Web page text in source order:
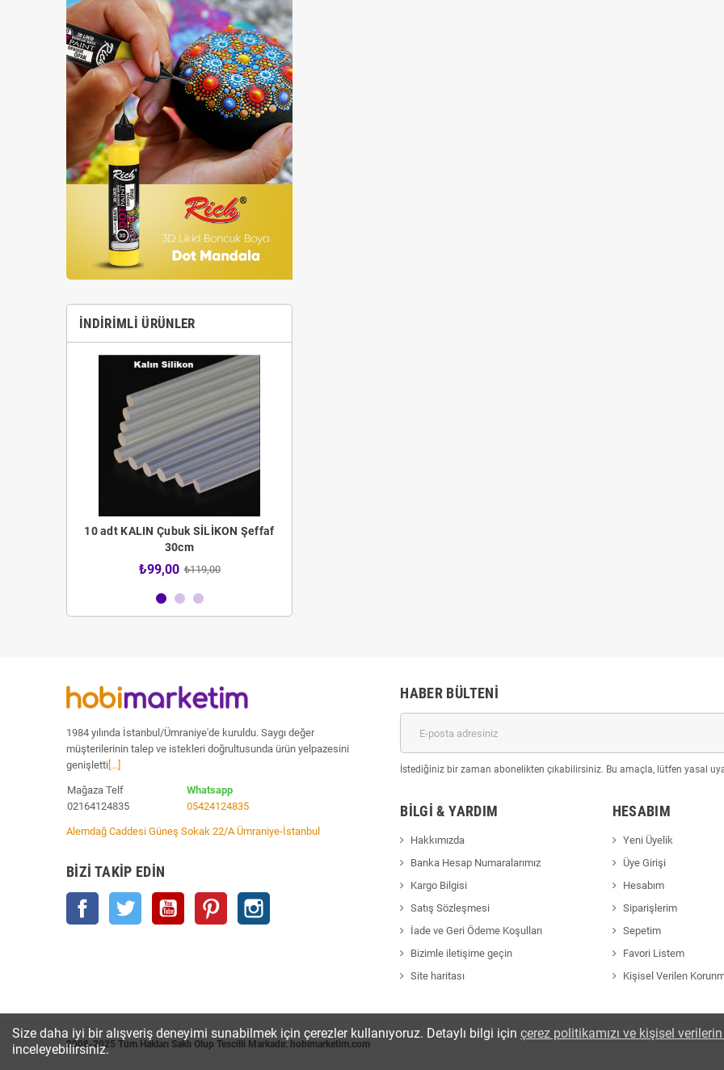
İNDIRIMLI ÜRÜNLER
10 adt KALIN Çubuk SİLİKON Şeffaf
30cm
₺99,00 ₺119,00
1984 yılında İstanbul/Ümraniye'de kuruldu. Saygı değer
müşterilerinin talep ve istekleri doğrultusunda ürün yelpazesini
genişletti[...]
Mağaza Telf
02164124835
Whatsapp
05424124835
Alemdağ Caddesi Güneş Sokak 22/A Ümraniye-İstanbul
BIZI TAKIP EDIN
Facebook Twitter YouTube Pinterest
HABER BÜLTENI
İstediğiniz bir zaman abonelikten çıkabilirsiniz. Bu amaçla, lütfen yasal
BILGI & YARDIM
Hakkımızda
Banka Hesap Numaralarımız
Kargo Bilgisi
Satış Sözleşmesi
İade ve Geri Ödeme Koşulları
Bizimle iletişime geçin
Site haritası
HESABIM
Yeni Üyelik
Üye Girişi
Hesabım
Siparişlerim
Sepetim
Favori Listem
Kişisel Verilen
2008-2025 Tüm Hakları Saklı Olup Tescilli Markadır. hobimarketim.com
Size daha iyi bir alışveriş deneyimi sunabilmek için çerezler kullanıyoruz. Detaylı bilgi için çerez politikamızı ve kişisel
inceleyebilirsiniz.